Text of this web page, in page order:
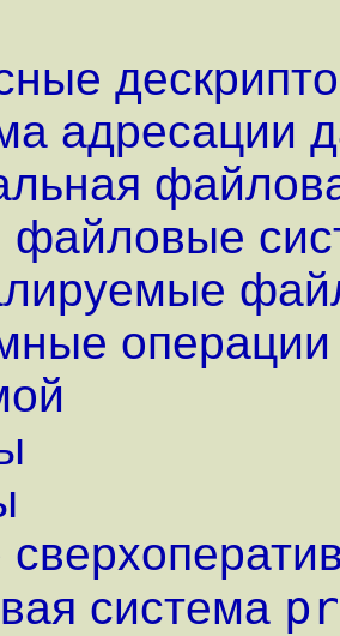
адресации
файловые
система